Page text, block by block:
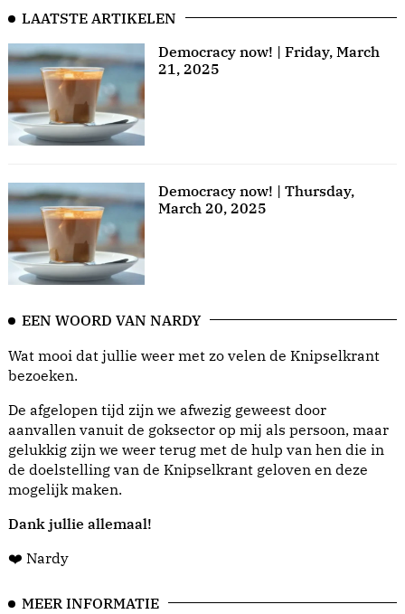
LAATSTE ARTIKELEN
Democracy now! | Friday, March
21, 2025
Democracy now! | Thursday,
March 20, 2025
EEN WOORD VAN NARDY
Wat mooi dat jullie weer met zo velen de Knipselkrant
bezoeken.
De afgelopen tijd zijn we afwezig geweest door
aanvallen vanuit de goksector op mij als persoon, maar
gelukkig zijn we weer terug met de hulp van hen die in
de doelstelling van de Knipselkrant geloven en deze
mogelijk maken.
Dank jullie allemaal!
❤️ Nardy
MEER INFORMATIE